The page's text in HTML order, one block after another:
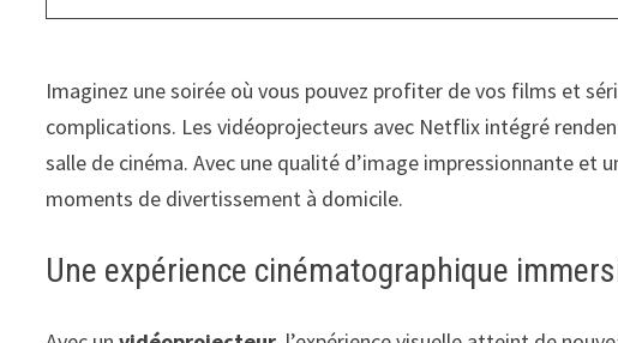
Imaginez une soirée où vous pouvez profiter de vos films et
complications. Les vidéoprojecteurs avec Netflix intégré
salle de cinéma. Avec une qualité d’image impressionnante et
moments de divertissement à domicile.
Une expérience cinématographique